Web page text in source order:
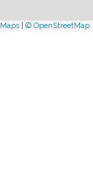
Maps © OpenStreetMap